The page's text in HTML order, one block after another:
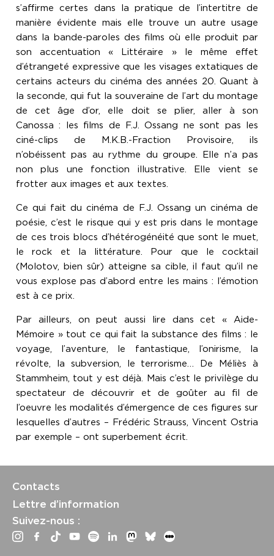
s’affirme certes dans la pratique de l’intertitre de
manière évidente mais elle trouve un autre usage
dans la bande-paroles des films où elle produit par
son accentuation « Littéraire » le même effet
d’étrangeté expressive que les visages extatiques de
certains acteurs du cinéma des années 20. Quant à
la seconde, qui fut la souveraine de l’art du montage
de cet âge d’or, elle doit se plier, aller à son
Canossa : les films de F.J. Ossang ne sont pas les
ciné-clips de M.K.B.-Fraction Provisoire, ils
n’obéissent pas au rythme du groupe. Elle n’a pas
non plus une fonction illustrative. Elle vient se
frotter aux images et aux textes.
Ce qui fait du cinéma de F.J. Ossang un cinéma de
poésie, c’est le risque qui y est pris dans le montage
de ces trois blocs d’hétérogénéité que sont le muet,
le rock et la littérature. Pour que le cocktail
(Molotov, bien sûr) atteigne sa cible, il faut qu’il ne
vous explose pas d’abord entre les mains : l’émotion
est à ce prix.
Par ailleurs, on peut aussi lire dans cet « Aide-
Mémoire » tout ce qui fait la substance des films : le
voyage, l’aventure, le fantastique, l’onirisme, la
révolte, la subversion, le terrorisme… De Méliès à
Stammheim, tout y est déjà. Mais c’est le privilège du
spectateur de découvrir et de goûter au fil de
l’oeuvre les modalités d’émergence de ces figures sur
lesquelles d’autres – Frédéric Strauss, Vincent Ostria
par exemple – ont superbement écrit.
Contacts
Lettre d’information
Suivez-nous :